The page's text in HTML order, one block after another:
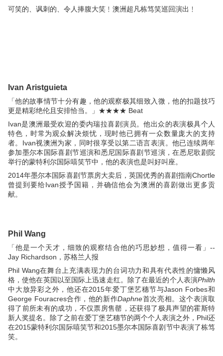
可笑的、讽刺的、令人捧腹大笑﹗澳洲超凡栋笃笑巡回演出﹗
Ivan Aristguieta
「他的故事情节十分有趣，他的观察极其细致入微，他的扣题技巧
更是精彩绝伦且安排恰当。」★★★★ Beat
Ivan是澳洲最受欢迎的委内瑞拉喜剧演员。他出众的表演极具个人
特色，时常为观众解决烦忧，现时他已拥有一众数量庞大的支持
者。Ivan视澳洲为家，同时很享受以第二语言表演。他已连续两年
参加墨尔本国际喜剧节巡演和悉尼国际喜剧节巡演，在悉尼歌剧院
举行的蒙特利尔国际嘻笑节中，他的表演也是叫好叫座。
2014年墨尔本国际喜剧节票房大卖后，英国优秀的喜剧指南Chortle
曾提到要给Ivan授予国籍，并确信他会为澳洲的喜剧做出更多贡
献。
Phil Wang
「他是一个天才，细致的观察结合他的巧思妙想，值得一看」--
Jay Richardson，苏格兰人报
Phil Wang在舞台上充满表现力的台词功力和具有代表性的慵懒风
格，使他在英国以至国际上迅速走红。除了在最近的个人表演Philth
中大放异彩之外，他还在2015年爱丁堡艺穗节与Jason Forbes和
George Fouracres合作，他的新作Daphne首次亮相。这个表演取
得了前所未有的成功，不仅票房售罄，还获得了极具声望的霍斯特
新人奖提名。除了之前在爱丁堡艺穗节的两个个人表演之外，Phil还
在2015蒙特利尔国际嘻笑节和2015墨尔本国际喜剧节中表演了栋笃
笑。